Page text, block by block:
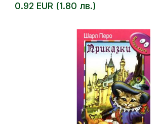
0.92 EUR (1.80 лв.)